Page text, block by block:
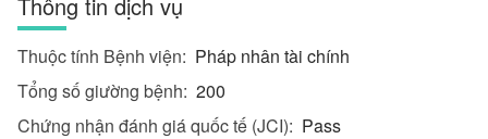
Thuộc tính Bệnh viện: Pháp nhân tài chính
Tổng số giường bệnh: 200
Chứng nhận đánh giá quốc tế (JCI): Pass